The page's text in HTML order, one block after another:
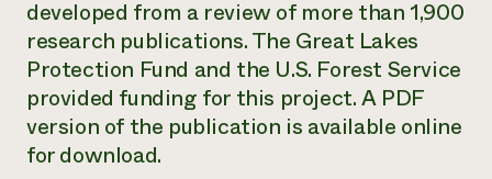
Centro de intercambio de información AgriSolar
Internship Hub
Buscar prácticas
Contratar a un becario
DONAR AHORA
developed from a review of more than 1,900
research publications. The Great Lakes
Protection Fund and the U.S. Forest Service
provided funding for this project. A PDF
version of the publication is available online
for download.